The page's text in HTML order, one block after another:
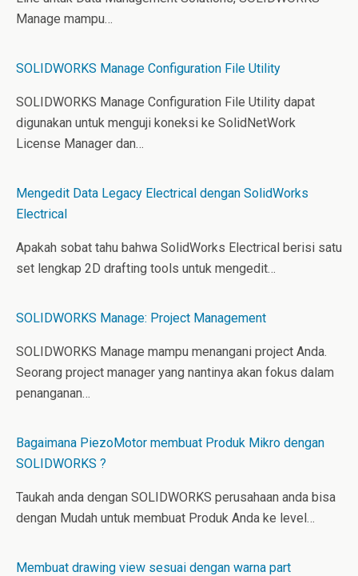
Manage mampu…
SOLIDWORKS Manage Configuration File Utility
SOLIDWORKS Manage Configuration File Utility dapat
digunakan untuk menguji koneksi ke SolidNetWork
License Manager dan…
Mengedit Data Legacy Electrical dengan SolidWorks
Electrical
Apakah sobat tahu bahwa SolidWorks Electrical berisi satu
set lengkap 2D drafting tools untuk mengedit…
SOLIDWORKS Manage: Project Management
SOLIDWORKS Manage mampu menangani project Anda.
Seorang project manager yang nantinya akan fokus dalam
penanganan…
Bagaimana PiezoMotor membuat Produk Mikro dengan
SOLIDWORKS ?
Taukah anda dengan SOLIDWORKS perusahaan anda bisa
dengan Mudah untuk membuat Produk Anda ke level…
Membuat drawing view sesuai dengan warna part